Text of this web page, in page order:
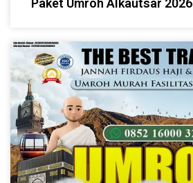
Paket Umroh Alkautsar 2026